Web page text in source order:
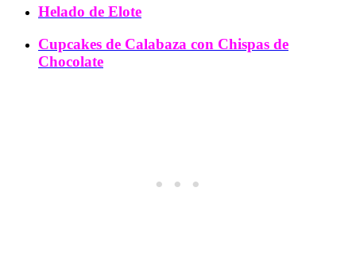
Helado de Elote
Cupcakes de Calabaza con Chispas de
Chocolate